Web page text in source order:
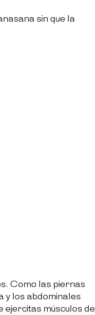
sin que la
Como las piernas
y los abdominales
ejercitas músculos de